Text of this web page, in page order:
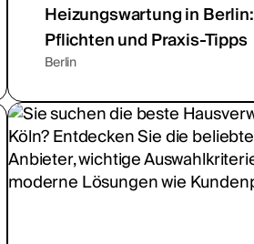
Heizungswartung in Berlin:
Pflichten und Praxis-Tipps
Berlin